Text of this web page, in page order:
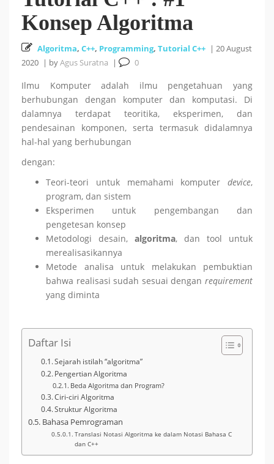
Cara Install HUSTOJ (HUST Online Judge) di Ubuntu
24.04 LTS 26 October 2025
Cara Mencari Jurnal dengan mudah di Publish or Perish
5 October 2025
Tutorial Bahasa R : #5 Visualisasi Data dengan R
Tutorial Bahasa R : #4 Fungsi dan Kontrol Aliran di R
18 September 2025
Konsep Algoritma
Algoritma, C++, Programming, Tutorial C++ | 20 August
2020 | byAgus Suratna | 0
Ilmu Komputer adalah ilmu pengetahuan yang
berhubungan dengan komputer dan komputasi. Di
dalamnya terdapat teoritika, eksperimen, dan
pendesainan komponen, serta termasuk didalamnya
hal-hal yang berhubungan
dengan:
Teori-teori untuk memahami komputer device,
program, dan sistem
Eksperimen untuk pengembangan dan
pengetesan konsep
Metodologi desain, algoritma, dan tool untuk
merealisasikannya
Metode analisa untuk melakukan pembuktian
bahwa realisasi sudah sesuai dengan requirement
yang diminta
Daftar Isi
Sejarah istilah “algoritma”
Pengertian Algoritma
Beda Algoritma dan Program?
Ciri-ciri Algoritma
Struktur Algoritma
Bahasa Pemrograman
Translasi Notasi Algoritma ke dalam Notasi Bahasa C
dan C++